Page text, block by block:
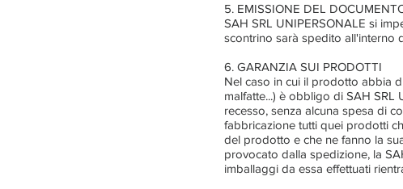
5. EMISSIONE DEL
SAH SRL UNIPERSONALE si
scontrino sarà spedito all'interno
6. GARANZIA SUI PRODOTTI
Nel caso in cui il prodotto abbia
malfatte...) è obbligo di SAH
recesso, senza alcuna spesa di
fabbricazione tutti quei prodotti
del prodotto e che ne fanno la
provocato dalla spedizione, la
imballaggi da essa effettuati